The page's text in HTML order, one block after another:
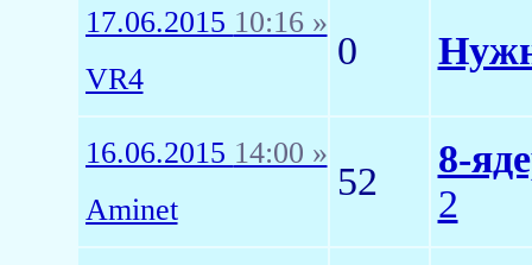
17.06.2015 10:16 »
VR4
0
16.06.2015 14:00 »
Aminet
52
8-
2